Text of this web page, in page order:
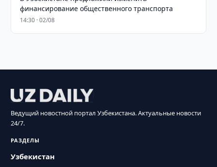
финансирование общественного транспорта
14:30 · 02/08
Ведущий новостной портал Узбекистана. Актуальные новости
24/7.
РАЗДЕЛЫ
Узбекистан